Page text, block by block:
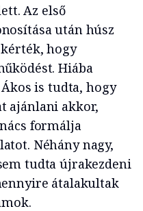
Az első
után húsz
hogy
Hiába
is tudta, hogy
ajánlani akkor,
formálja
Néhány nagy,
tudta újrakezdeni
átalakultak